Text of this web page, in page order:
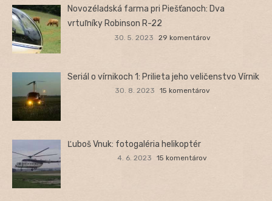
Novozéladská farma pri Piešťanoch: Dva
vrtuľníky Robinson R-22
30. 5. 2023 29 komentárov
Seriál o vírnikoch 1: Prilieta jeho veličenstvo Vírnik
30. 8. 2023 15 komentárov
Ľuboš Vnuk: fotogaléria helikoptér
4. 6. 2023 15 komentárov